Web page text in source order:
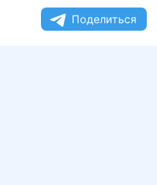
Поделиться